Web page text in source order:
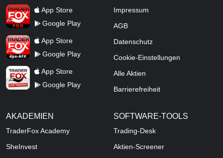
TraderFox ProApp Store
Google Play
TraderFox dpa-AFX ProFeed
App Store
Google Play
TraderFox Live Trading
App Store
Google Play
Impressum
AGB
Datenschutz
Cookie-Einstellungen
Alle Aktien
Barrierefreiheit
AKADEMIEN
TraderFox Academy
SheInvest
SOFTWARE-TOOLS
Trading-Desk
Aktien-Screener